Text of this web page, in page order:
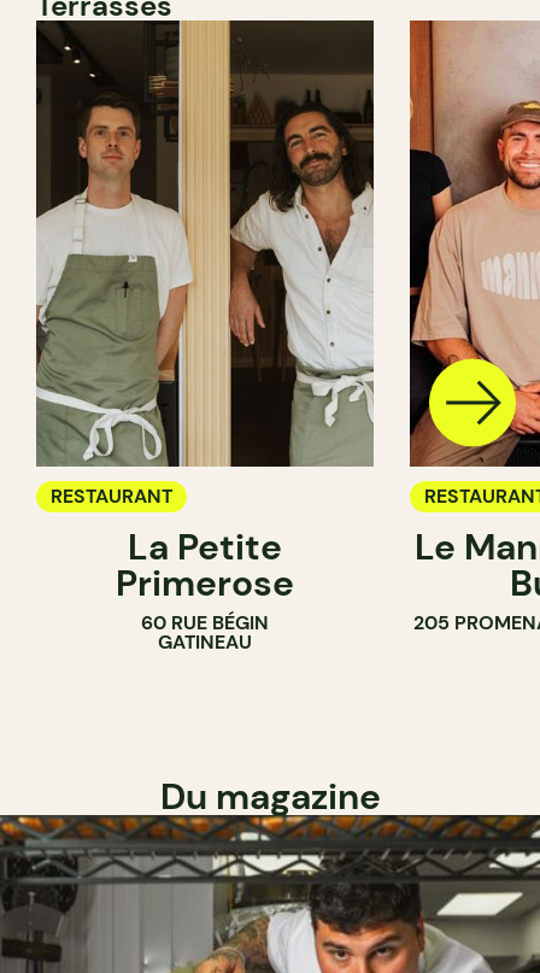
RESTAURANT
La Petite
Primerose
60 RUE BÉGIN
GATINEAU
Le
205
Du magazine